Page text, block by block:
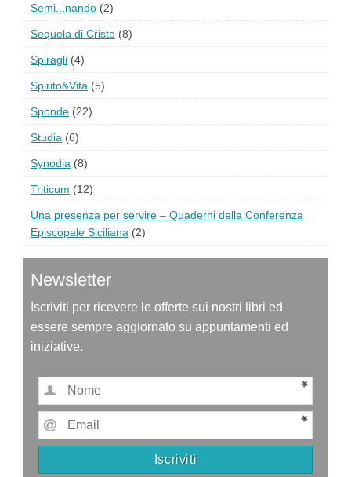
Semi...nando (2)
Sequela di Cristo (8)
Spiragli (4)
Spirito&Vita (5)
Sponde (22)
Studia (6)
Synodia (8)
Triticum (12)
Una presenza per servire – Quaderni della Conferenza
Episcopale Siciliana (2)
Newsletter
Iscriviti per ricevere le offerte sui nostri libri ed
essere sempre aggiornato su appuntamenti ed
iniziative.